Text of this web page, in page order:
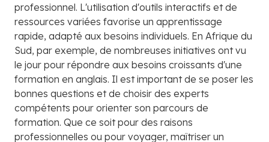
professionnel. L'utilisation d'outils interactifs et de
ressources variées favorise un apprentissage
rapide, adapté aux besoins individuels. En Afrique du
Sud, par exemple, de nombreuses initiatives ont vu
le jour pour répondre aux besoins croissants d'une
formation en anglais. Il est important de se poser les
bonnes questions et de choisir des experts
compétents pour orienter son parcours de
formation. Que ce soit pour des raisons
professionnelles ou pour voyager, maîtriser un